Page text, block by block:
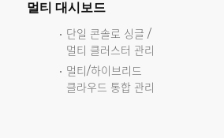
멀티 대시보드
단일 콘솔로 싱글 /
멀티 클러스터 관리
멀티/하이브리드
클라우드 통합 관리